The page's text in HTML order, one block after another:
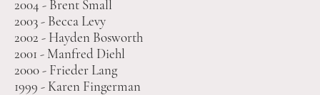
2004 - Brent Small
2003 - Becca Levy
2002 - Hayden Bosworth
2001 - Manfred Diehl
2000 - Frieder Lang
1999 - Karen Fingerman